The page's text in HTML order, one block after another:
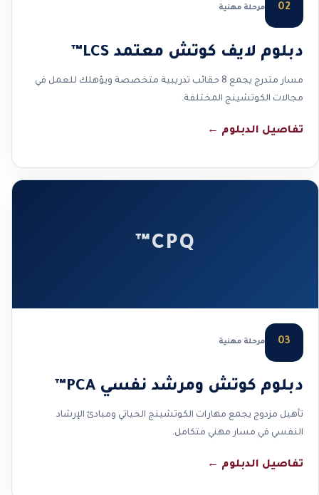
02 مرحلة مهنية
دبلوم لايف كوتش معتمد LCS™
مسار متدرج يجمع 8 حقائب تدريبية متخصصة ويؤهلك للعمل في
مجالات الكوتشينج المختلفة.
تفاصيل الدبلوم ←
CPQ™
03 مرحلة مهنية
دبلوم كوتش ومرشد نفسي PCA™
تأهيل مزدوج يجمع مهارات الكوتشينج الحياتي ومبادئ الإرشاد
النفسي في مسار مهني متكامل.
تفاصيل الدبلوم ←